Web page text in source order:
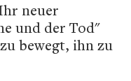
neuer
und der Tod"
bewegt, ihn zu